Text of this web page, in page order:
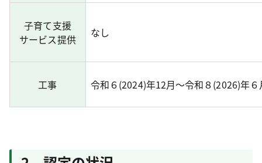
子育て支援
サービス提供
なし
工事 令和６(2024)年12月～令和８(2026)年